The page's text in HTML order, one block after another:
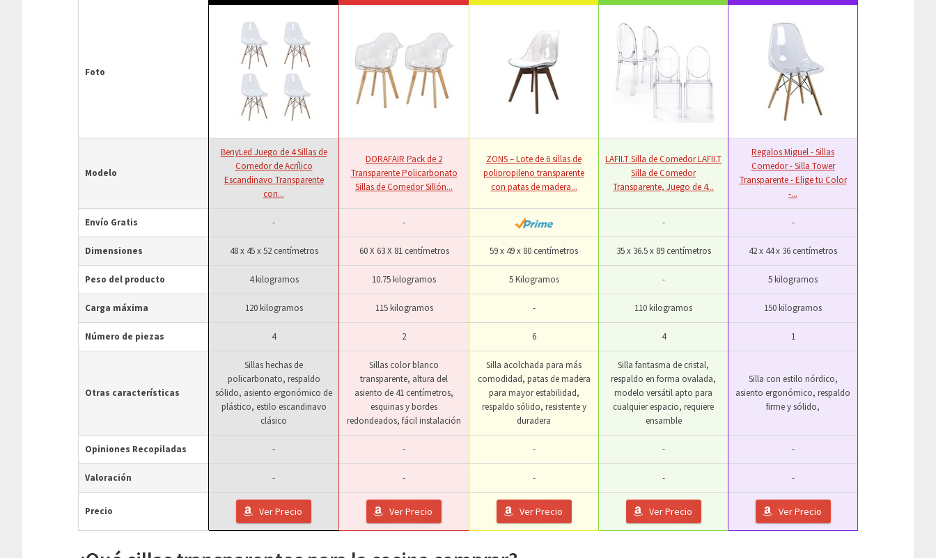
Foto
Modelo
BenyLed Juego de 4 Sillas de
Comedor de Acrílico
Escandinavo Transparente
con...
DORAFAIR Pack de 2
Transparente Policarbonato
Sillas de Comedor Sillón...
ZONS – Lote de 6 sillas de
polipropileno transparente
con patas de madera...
LAFII.T Silla de Comedor LAFII.T
Silla de Comedor
Transparente, Juego de 4...
Regalos Miguel - Sillas
Comedor - Silla Tower
Transparente - Elige tu Color
-...
Envío Gratis - - - -
Dimensiones 48 x 45 x 52 centímetros 60 X 63 X 81 centímetros 59 x 49 x 80 centímetros ‎35 x 36.5 x 89 centímetros 42 x 44 x 36 centímetros
Peso del producto 4 kilogramos 10.75 kilogramos 5 Kilogramos - 5 kilogramos
Carga máxima 120 kilogramos 115 kilogramos - 110 kilogramos 150 kilogramos
Número de piezas 4 2 6 4 1
Otras características
Sillas hechas de
policarbonato, respaldo
sólido, asiento ergonómico de
plástico, estilo escandinavo
clásico
Sillas color blanco
transparente, altura del
asiento de 41 centímetros,
esquinas y bordes
redondeados, fácil instalación
Silla acolchada para más
comodidad, patas de madera
para mayor estabilidad,
respaldo sólido, resistente y
duradera
Silla fantasma de cristal,
respaldo en forma ovalada,
modelo versátil apto para
cualquier espacio, requiere
ensamble
Silla con estilo nórdico,
asiento ergonómico, respaldo
firme y sólido,
Opiniones Recopiladas - - - - -
Valoración - - - - -
Precio Ver Precio Ver Precio Ver Precio Ver Precio Ver Precio